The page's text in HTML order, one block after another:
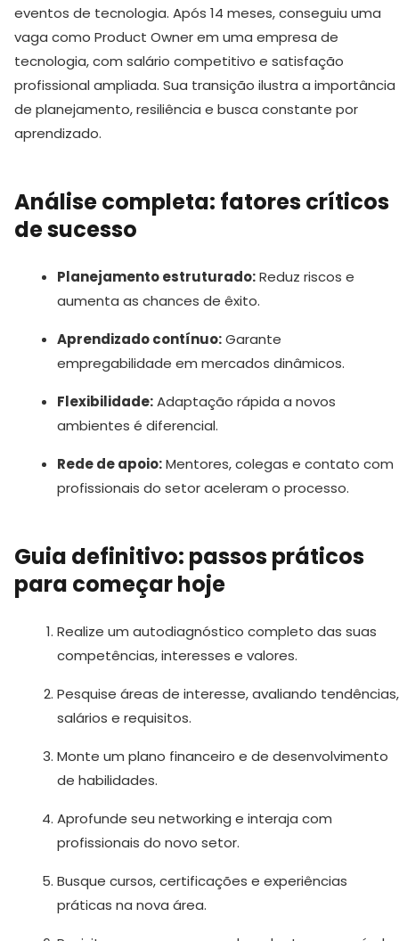
eventos de tecnologia. Após 14 meses, conseguiu uma
vaga como Product Owner em uma empresa de
tecnologia, com salário competitivo e satisfação
profissional ampliada. Sua transição ilustra a importância
de planejamento, resiliência e busca constante por
aprendizado.
Análise completa: fatores críticos
de sucesso
Planejamento estruturado:Reduz riscos e
aumenta as chances de êxito.
Aprendizado contínuo:Garante
empregabilidade em mercados dinâmicos.
Flexibilidade:Adaptação rápida a novos
ambientes é diferencial.
Rede de apoio:Mentores, colegas e contato com
profissionais do setor aceleram o processo.
Guia definitivo: passos práticos
para começar hoje
Realize um autodiagnóstico completo das suas
competências, interesses e valores.
Pesquise áreas de interesse, avaliando tendências,
salários e requisitos.
Monte um plano financeiro e de desenvolvimento
de habilidades.
Aprofunde seu networking e interaja com
profissionais do novo setor.
Busque cursos, certificações e experiências
práticas na nova área.